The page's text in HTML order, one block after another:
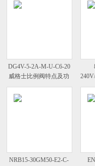
DG4V-5-2A-M-U-C6-20
威格士比例阀特点及功
能
NRB15-30GM50-E2-C-